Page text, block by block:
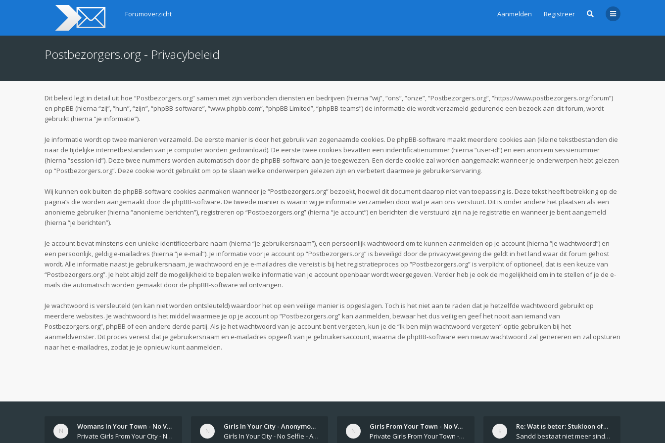
Aanmelden Registreer
Forumoverzicht
Postbezorgers.org - Privacybeleid
Dit beleid legt in detail uit hoe “Postbezorgers.org” samen met zijn verbonden diensten en bedrijven (hierna “wij”, “ons”, “onze”, “Postbezorgers.org”, “https://www.postbezorgers.org/forum”)
en phpBB (hierna “zij”, “hun”, “zijn”, “phpBB-software”, “www.phpbb.com”, “phpBB Limited”, “phpBB-teams”) de informatie die wordt verzameld gedurende een bezoek aan dit forum, wordt
gebruikt (hierna “je informatie”).
Je informatie wordt op twee manieren verzameld. De eerste manier is door het gebruik van zogenaamde cookies. De phpBB-software maakt meerdere cookies aan (kleine tekstbestanden die
naar de tijdelijke internetbestanden van je computer worden gedownload). De eerste twee cookies bevatten een indentificatienummer (hierna “user-id”) en een anoniem sessienummer
(hierna “session-id”). Deze twee nummers worden automatisch door de phpBB-software aan je toegewezen. Een derde cookie zal worden aangemaakt wanneer je onderwerpen hebt gelezen
op “Postbezorgers.org”. Deze cookie wordt gebruikt om op te slaan welke onderwerpen gelezen zijn en verbetert daarmee je gebruikerservaring.
Wij kunnen ook buiten de phpBB-software cookies aanmaken wanneer je “Postbezorgers.org” bezoekt, hoewel dit document daarop niet van toepassing is. Deze tekst heeft betrekking op de
pagina’s die worden aangemaakt door de phpBB-software. De tweede manier is waarin wij je informatie verzamelen door wat je aan ons verstuurt. Dit is onder andere het plaatsen als een
anonieme gebruiker (hierna “anonieme berichten”), registreren op “Postbezorgers.org” (hierna “je account”) en berichten die verstuurd zijn na je registratie en wanneer je bent aangemeld
(hierna “je berichten”).
Je account bevat minstens een unieke identificeerbare naam (hierna “je gebruikersnaam”), een persoonlijk wachtwoord om te kunnen aanmelden op je account (hierna “je wachtwoord”) en
een persoonlijk, geldig e-mailadres (hierna “je e-mail”). Je informatie voor je account op “Postbezorgers.org” is beveiligd door de privacywetgeving die geldt in het land waar dit forum gehost
wordt. Alle informatie naast je gebruikersnaam, je wachtwoord en je e-mailadres die vereist is bij het registratieproces op “Postbezorgers.org” is verplicht of optioneel, dat is een keuze van
“Postbezorgers.org”. Je hebt altijd zelf de mogelijkheid te bepalen welke informatie van je account openbaar wordt weergegeven. Verder heb je ook de mogelijkheid om in te stellen of je de e-
mails die automatisch worden gemaakt door de phpBB-software wil ontvangen.
Je wachtwoord is versleuteld (en kan niet worden ontsleuteld) waardoor het op een veilige manier is opgeslagen. Toch is het niet aan te raden dat je hetzelfde wachtwoord gebruikt op
meerdere websites. Je wachtwoord is het middel waarmee je op je account op “Postbezorgers.org” kan aanmelden, bewaar het dus veilig en geef het nooit aan iemand van
Postbezorgers.org”, phpBB of een andere derde partij. Als je het wachtwoord van je account bent vergeten, kun je de “Ik ben mijn wachtwoord vergeten”-optie gebruiken bij het
aanmeldvenster. Dit proces vereist dat je gebruikersnaam en e-mailadres opgeeft van je gebruikersaccount, waarna de phpBB-software een nieuw wachtwoord zal genereren en zal opsturen
naar het e-mailadres, zodat je je opnieuw kunt aanmelden.
Womans In Your Town - No Veri…
Private Girls From Your City - No Selfie - Anonymous Adult Dating https://privatedates.live Private Girls In Your
Girls In Your City - Anonymou…
Girls In Your City - No Selfie - Anonymous Sex Dating https://SecretPrivat.com Womens In Your Town - Anonymous S
Girls From Your Town - No Ver…
Private Girls From Your Town - No Selfie - Anonymous Casual Dating https://PrivateLadyEscorts.com Private Lady In
Re: Wat is beter: Stukloon of…
Sandd bestaat niet meer sinds 1 feb 2019.